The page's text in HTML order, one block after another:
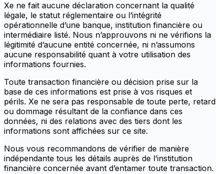
Xe ne fait aucune déclaration concernant la qualité
légale, le statut réglementaire ou l’intégrité
opérationnelle d’une banque, institution financière ou
intermédiaire listé. Nous n’approuvons ni ne vérifions la
légitimité d’aucune entité concernée, ni n’assumons
aucune responsabilité quant à votre utilisation des
informations fournies.
Toute transaction financière ou décision prise sur la
base de ces informations est prise à vos risques et
périls. Xe ne sera pas responsable de toute perte, retard
ou dommage résultant de la confiance dans ces
données, ni des relations avec des tiers dont les
informations sont affichées sur ce site.
Nous vous recommandons de vérifier de manière
indépendante tous les détails auprès de l’institution
financière concernée avant d’entamer toute transaction.